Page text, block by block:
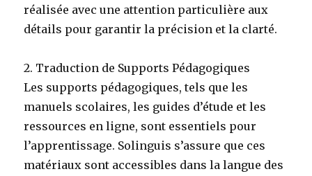
réalisée avec une attention particulière aux
détails pour garantir la précision et la clarté.
2. Traduction de Supports Pédagogiques
Les supports pédagogiques, tels que les
manuels scolaires, les guides d’étude et les
ressources en ligne, sont essentiels pour
l’apprentissage. Solinguis s’assure que ces
matériaux sont accessibles dans la langue des